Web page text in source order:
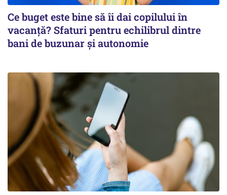
Ce buget este bine să îi dai copilului în
vacanță? Sfaturi pentru echilibrul dintre
bani de buzunar și autonomie